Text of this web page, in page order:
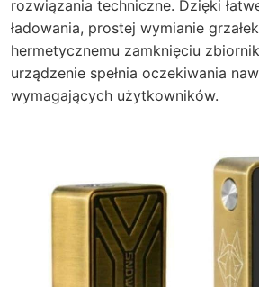
rozwiązania techniczne. Dzięki
ładowania, prostej wymianie
hermetycznemu zamknięciu
urządzenie spełnia oczekiwania
wymagających użytkowników.